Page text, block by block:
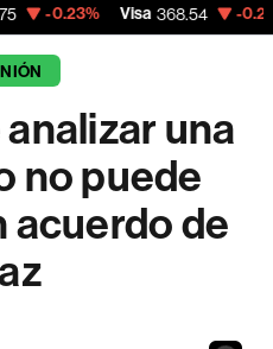
Visa 368.54 -0.28%
una
no puede
acuerdo de